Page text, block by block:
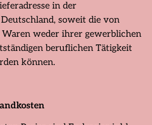
in der
soweit die von
weder ihrer gewerblichen
beruflichen Tätigkeit
können.